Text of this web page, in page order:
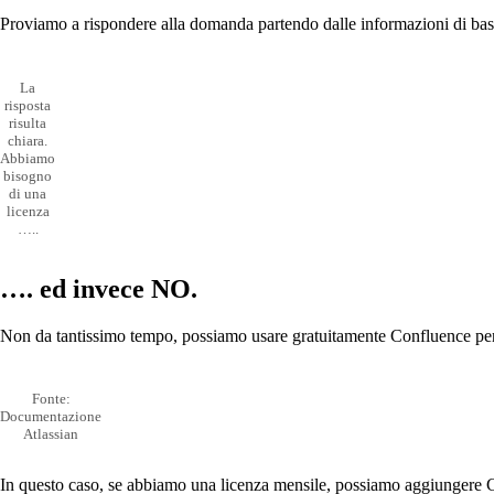
Proviamo a rispondere alla domanda partendo dalle informazioni di
La
risposta
risulta
chiara.
Abbiamo
bisogno
di una
licenza
…. ed invece NO.
Non da tantissimo tempo, possiamo usare gratuitamente Confluence
Fonte:
Documentazione
Atlassian
In questo caso, se abbiamo una licenza mensile, possiamo